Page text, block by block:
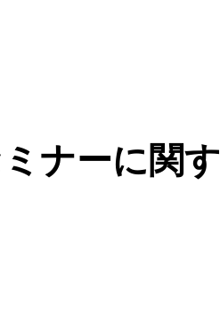
ナーに関